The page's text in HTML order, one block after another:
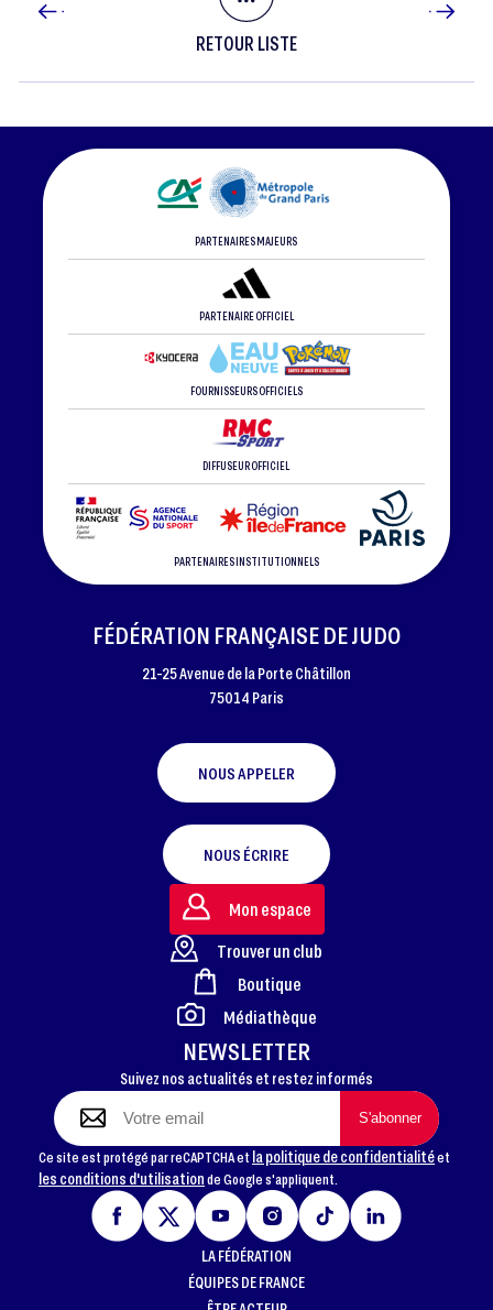
RETOUR LISTE
PARTENAIRES MAJEURS
PARTENAIRE OFFICIEL
FOURNISSEURS OFFICIELS
DIFFUSEUR OFFICIEL
PARTENAIRES INSTITUTIONNELS
FOOTER
FÉDÉRATION FRANÇAISE DE JUDO
21-25 Avenue de la Porte Châtillon
75014 Paris
NOUS APPELER
NOUS ÉCRIRE
NEWSLETTER
Suivez nos actualités et restez informés
Ce site est protégé par reCAPTCHA et la politique de confidentialitéet
les conditions d'utilisationde Google s'appliquent.
Mon espace
Trouver un club
Boutique
Médiathèque
LA FÉDÉRATION
ÉQUIPES DE FRANCE